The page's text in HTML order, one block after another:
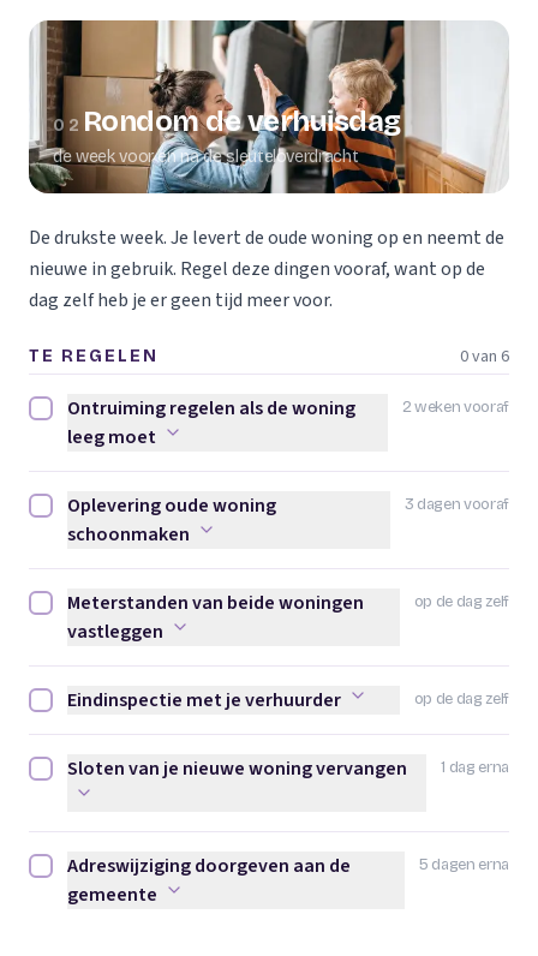
02 Rondom de verhuisdag
de week voor en na de sleuteloverdracht
De drukste week. Je levert de oude woning op en neemt de
nieuwe in gebruik. Regel deze dingen vooraf, want op de
dag zelf heb je er geen tijd meer voor.
TE REGELEN 0 van 6
2 weken vooraf
Ontruiming regelen als de woning leeg moet afvinken
Ontruiming regelen als de woning
leeg moet
3 dagen vooraf
Oplevering oude woning schoonmaken afvinken
Oplevering oude woning
schoonmaken
op de dag zelf
Meterstanden van beide woningen vastleggen afvinken
Meterstanden van beide woningen
vastleggen
op de dag zelf
Eindinspectie met je verhuurder afvinken
Eindinspectie met je verhuurder
1 dag erna
Sloten van je nieuwe woning vervangen afvinken
Sloten van je nieuwe woning vervangen
5 dagen erna
Adreswijziging doorgeven aan de gemeente afvinken
Adreswijziging doorgeven aan de
gemeente